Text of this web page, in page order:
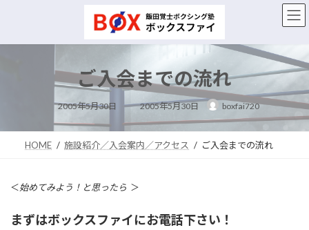
ン
プ
ー
動
ご入会までの流れ
2005年5月30日
終
新
日
時
:
2005年5月30日 boxfai720
HOME 施設紹介／入会案内／アクセス ご入会までの流れ
＜始めてみよう！と思ったら ＞
まずはボックスファイにお電話下さい！